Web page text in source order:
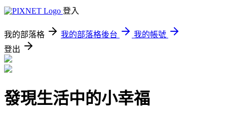
登入
我的部落格 我的部落格後台
我的帳號
登出
發現生活中的小幸福